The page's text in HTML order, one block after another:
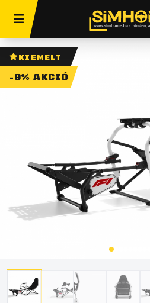
KIEMELT
-9% AKCIÓ